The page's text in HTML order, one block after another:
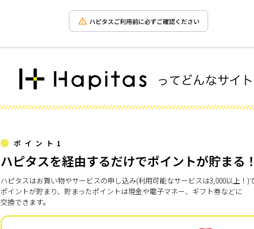
ハピタスご利用前に必ずご確認ください
ポイント1
ハピタスを経由するだけでポイントが貯まる
ハピタスはお買い物やサービスの申し込み(利用可能なサービスは3,000以上！)
ポイントが貯まり、貯まったポイントは現金や電子マネー、ギフト券などに
交換できます。